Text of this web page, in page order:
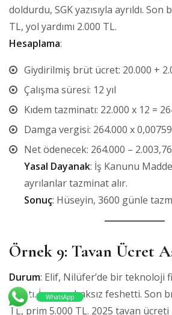
doldurdu, SGK yazısıyla ayrıldı. Son
TL, yol yardımı 2.000 TL.
Hesaplama:
Giydirilmiş brüt ücret: 20.000 +
Çalışma süresi: 12 yıl
Kıdem tazminatı: 22.000 x 12 =
Damga vergisi: 264.000 x
Net ödenecek: 264.000 –
Yasal Dayanak: İş Kanunu
ayrılanlar tazminat alır.
Sonuç: Hüseyin, 3600 günle
Örnek 9: Tavan Ücret
Durum: Elif, Nilüfer’de bir teknoloji
çalıştı. İşveren haksız feshetti. Son
TL, prim 5.000 TL. 2025 tavan ücreti
WhatsApp